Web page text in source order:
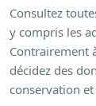
Consultez
y compris les
Contrairement
décidez des
conservation